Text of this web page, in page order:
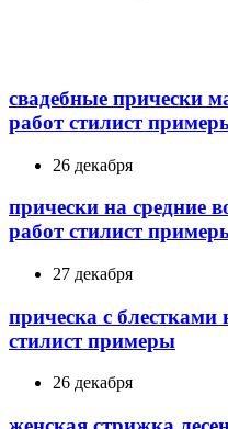
свадебные прически
работ стилист
26 декабря
прически на средние
работ стилист
27 декабря
прическа с
стилист примеры
26 декабря